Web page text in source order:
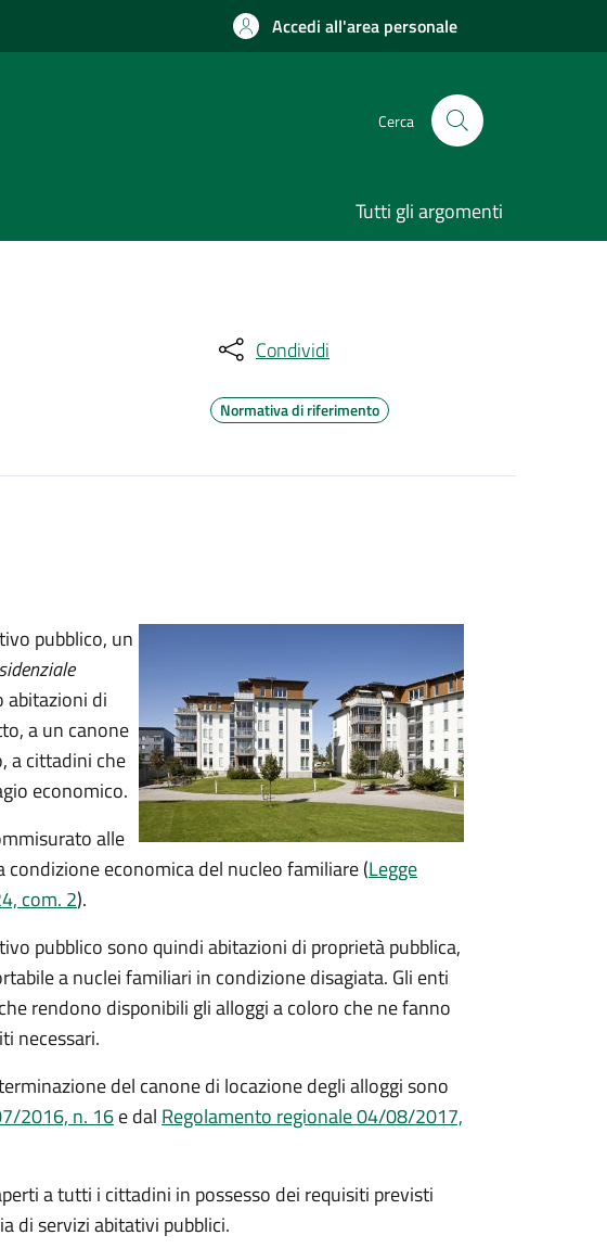
Accedi all'area personale
Cerca
Tutti gli argomenti
Condividi
Normativa di riferimento
pubblico, un
abitazioni di
a un canone
a cittadini che
economico.
alle
economica del nucleo familiare (Legge
com. 2).
pubblico sono quindi abitazioni di proprietà pubblica,
a nuclei familiari in condizione disagiata. Gli enti
rendono disponibili gli alloggi a coloro che ne fanno
necessari.
del canone di locazione degli alloggi sono
2016, n. 16e dal Regolamento regionale 04/08/2017,
a tutti i cittadini in possesso dei requisiti previsti
di servizi abitativi pubblici.